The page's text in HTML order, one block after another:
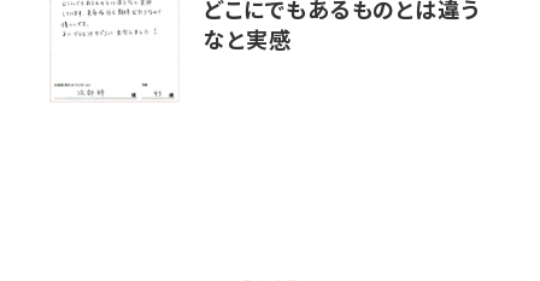
どこにでもあるものとは違う
なと実感